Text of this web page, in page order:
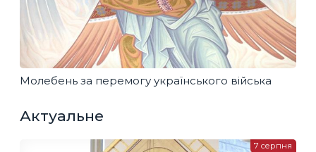
Молебень за перемогу українського війська
Актуальне
7 серпня